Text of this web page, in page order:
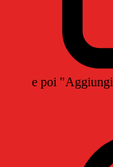
e poi